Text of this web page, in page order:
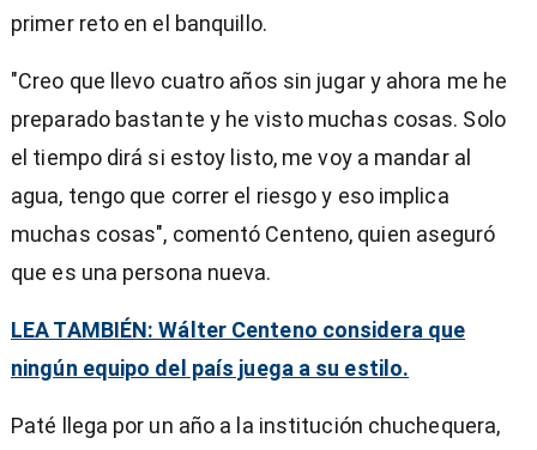
primer reto en el banquillo.
"Creo que llevo cuatro años sin jugar y ahora me he
preparado bastante y he visto muchas cosas. Solo
el tiempo dirá si estoy listo, me voy a mandar al
agua, tengo que correr el riesgo y eso implica
muchas cosas", comentó Centeno, quien aseguró
que es una persona nueva.
LEA TAMBIÉN: Wálter Centeno considera que
ningún equipo del país juega a su estilo.
Paté llega por un año a la institución chuchequera,